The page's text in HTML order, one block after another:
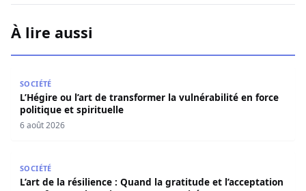
À lire aussi
SOCIÉTÉ
L’Hégire ou l’art de transformer la vulnérabilité en force
politique et spirituelle
6 août 2026
SOCIÉTÉ
L’art de la résilience : Quand la gratitude et l’acceptation